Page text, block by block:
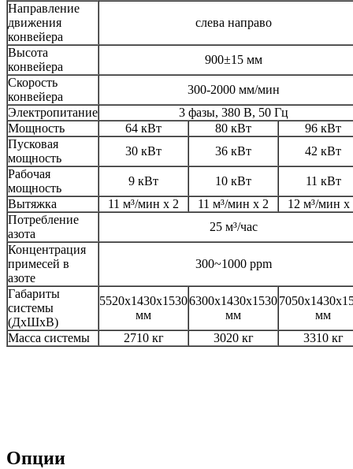
Направление
движения
конвейера
слева направо
Высота
конвейера
900±15 мм
Скорость
конвейера
300-2000 мм/мин
Электропитание
3 фазы, 380 В, 50 Гц
Мощность
64 кВт 80 кВт
96 кВт
Пусковая
мощность
30 кВт 36 кВт
42 кВт
Рабочая
мощность
9 кВт 10 кВт
11 кВт
Вытяжка
11 м³/мин х 2 11 м³/мин х 2
12 м³/мин х
Потребление
азота
25 м³/час
Концентрация
примесей в
азоте
300~1000 ppm
Габариты
системы
(ДхШхВ)
5520x1430x1530
мм
6300x1430x1530
мм
мм
Масса системы
2710 кг 3020 кг 3310 кг
Опции